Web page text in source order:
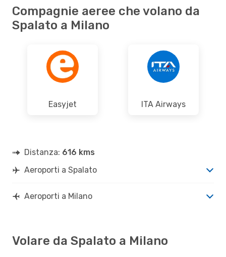
Compagnie aeree che volano da
Spalato a Milano
Easyjet ITA Airways
Distanza: 616 kms
Aeroporti a Spalato
Aeroporti a Milano
Volare da Spalato a Milano